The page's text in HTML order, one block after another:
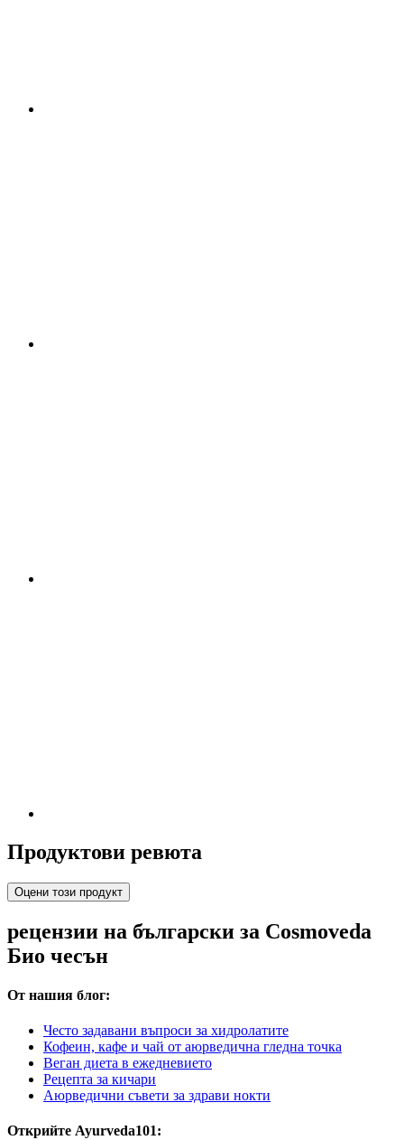
Продуктови ревюта
Оцени този продукт
рецензии на български за Cosmoveda
Био чесън
От нашия блог:
Често задавани въпроси за хидролатите
Кофеин, кафе и чай от аюрведична гледна точка
Веган диета в ежедневието
Рецепта за кичари
Аюрведични съвети за здрави нокти
Открийте Ayurveda101: